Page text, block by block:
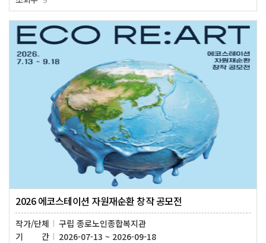
2026 에코스테이션 자원재순환 창작 공모전
작가/단체
구립 종로노인종합복지관
기간
2026-07-13 ~ 2026-09-18